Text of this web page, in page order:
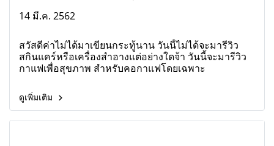
14 มี.ค. 2562
สวัสดีค่าไม่ได้มาเขียนกระทู้นาน วันนี้ไม่ได้จะมารีวิว
สกินแคร์หรือเครื่องสำอางแต่อย่างใดจ้า วันนี้จะมารีวิว
กาแฟเพื่อสุขภาพ สำหรับคอกาแฟโดยเฉพาะ
ดูเพิ่มเติม